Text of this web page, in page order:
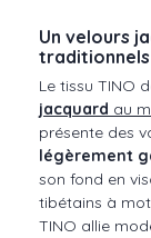
Un velours
Le tissu TINO
jacquard au
présente des
légèrement
son fond en
tibétains à
TINO allie